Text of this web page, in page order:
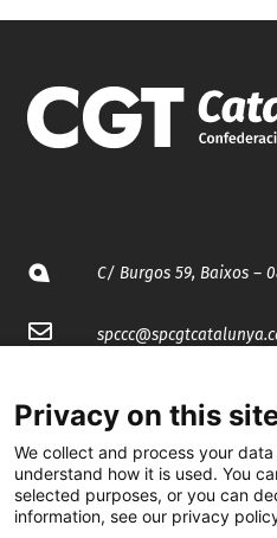
C/ Burgos 59, Baixos –
spccc@
@CGTCatalunya
cgtcatalunya
Privacy on this
We collect and process your
understand how it is used. You
selected purposes, or you can
information, see our privacy